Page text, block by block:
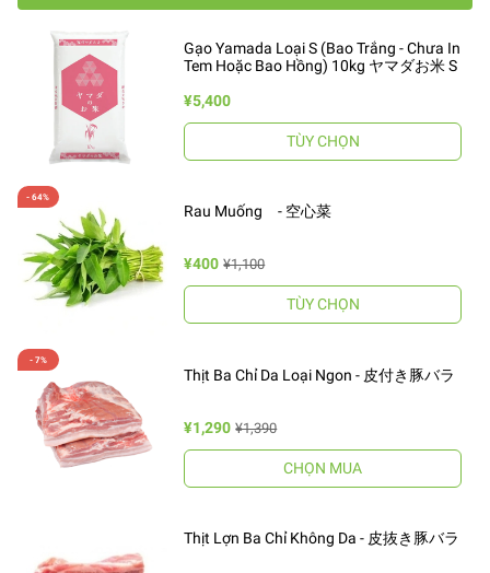
Gạo Yamada Loại S (Bao Trắng - Chưa In
Tem Hoặc Bao Hồng) 10kg ヤマダお米 S
¥5,400
TÙY CHỌN
Rau Muống - 空心菜
¥400 ¥1,100
TÙY CHỌN
Thịt Ba Chỉ Da Loại Ngon - 皮付き豚バラ
¥1,290 ¥1,390
CHỌN MUA
Thịt Lợn Ba Chỉ Không Da - 皮抜き豚バラ